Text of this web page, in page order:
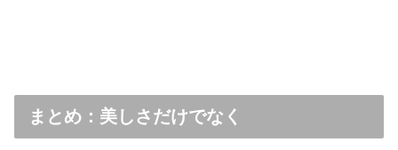
まとめ：美しさだけでなく